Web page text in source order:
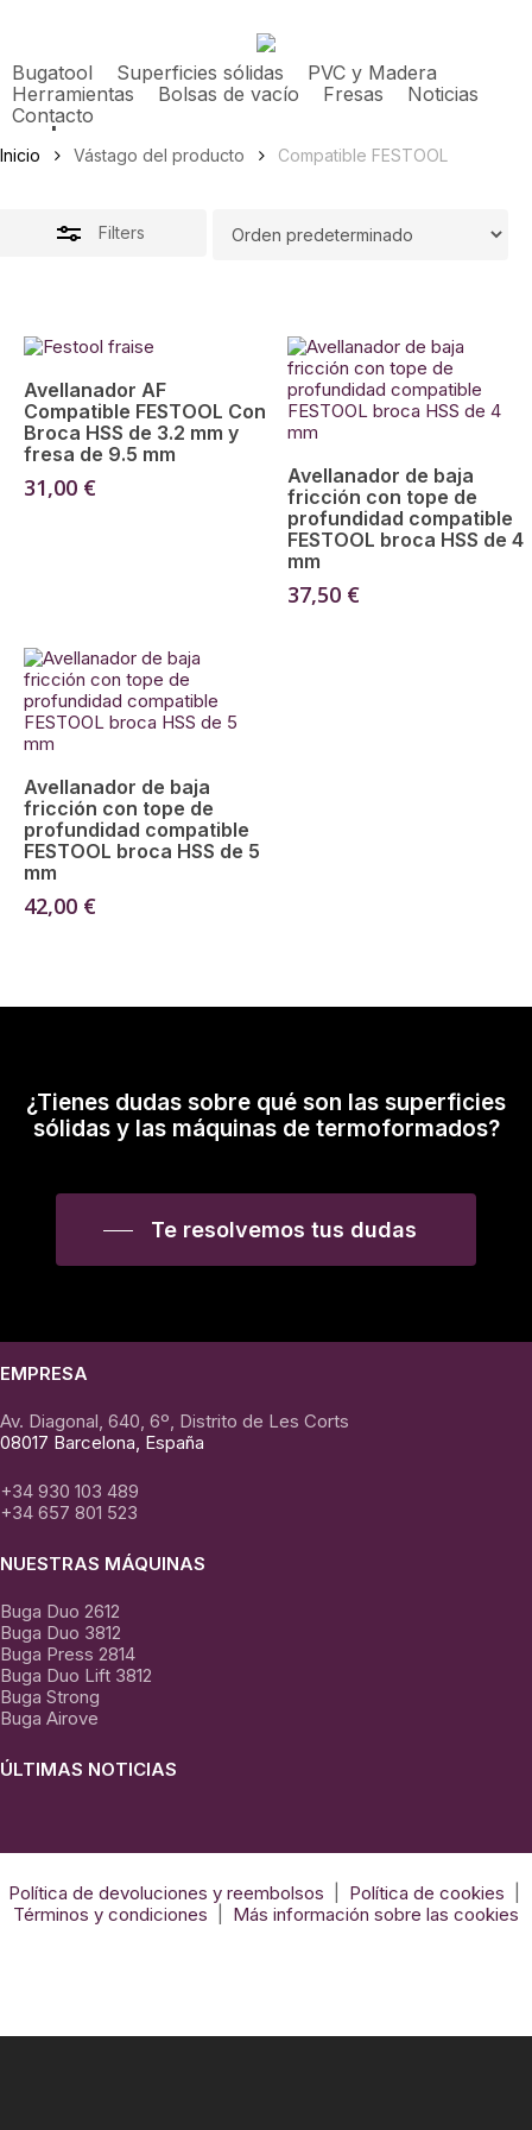
content
Bugatool Superficies sólidas
PVC y Madera
Herramientas
Bolsas de vacío Fresas
Noticias
Contacto
Compatible FESTOOL
Inicio Vástago del producto Compatible FESTOOL
Filters
Añadir Al Carrito
Avellanador AF
Compatible FESTOOL Con
Broca HSS de 3.2 mm y
fresa de 9.5 mm
31,00 €
Añadir Al Carrito
Avellanador de baja
fricción con tope de
profundidad compatible
FESTOOL broca HSS de 4
mm
37,50 €
Añadir Al Carrito
Avellanador de baja
fricción con tope de
profundidad compatible
FESTOOL broca HSS de 5
mm
42,00 €
¿Tienes dudas sobre qué son las superficies
sólidas y las máquinas de termoformados?
Te resolvemos tus dudas
EMPRESA
Av. Diagonal, 640, 6º, Distrito de Les Corts
08017 Barcelona, España
+34 930 103 489
+34 657 801 523
NUESTRAS MÁQUINAS
Buga Duo 2612
Buga Duo 3812
Buga Press 2814
Buga Duo Lift 3812
Buga Strong
Buga Airove
ÚLTIMAS NOTICIAS
Arte
la
termo
Política de devoluciones y reembolsos Política de cookies
Términos y condiciones
Más información sobre las cookies